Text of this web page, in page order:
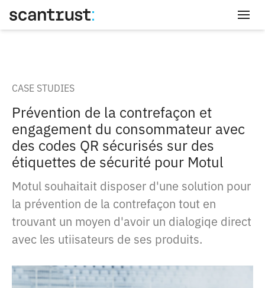
Connexion
CASE STUDIES
Prévention de la contrefaçon et
engagement du consommateur avec
des codes QR sécurisés sur des
étiquettes de sécurité pour Motul
Motul souhaitait disposer d'une solution pour
la prévention de la contrefaçon tout en
trouvant un moyen d'avoir un dialogiqe direct
avec les utiisateurs de ses produits.